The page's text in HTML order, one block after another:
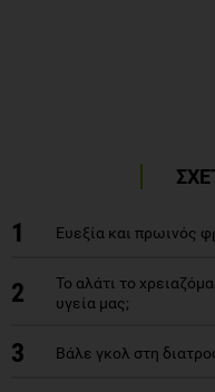
1 Ευεξία και πρωινός
2
Το αλάτι το
υγεία μας;
3 Βάλε γκολ στη